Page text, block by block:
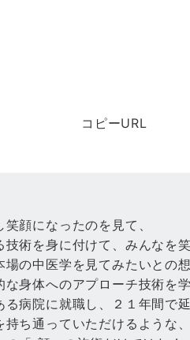
コピーURL
顔になったのを見て、
技術を身に付けて、みんなを
の中医学を見てみたいとの
身体へのアプローチ技術を
病院に就職し、２１年間で
ち通っていただけるような